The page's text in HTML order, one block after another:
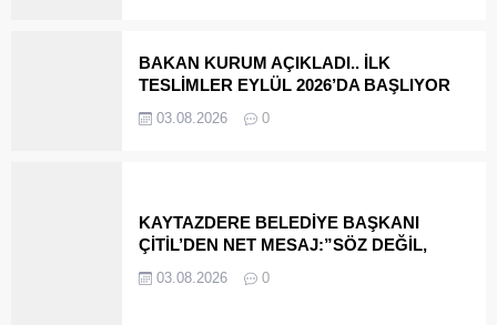
BAKAN KURUM AÇIKLADI.. İLK
TESLİMLER EYLÜL 2026’DA BAŞLIYOR
03.08.2026 0
KAYTAZDERE BELEDİYE BAŞKANI
ÇİTİL’DEN NET MESAJ:”SÖZ DEĞİL,
03.08.2026 0